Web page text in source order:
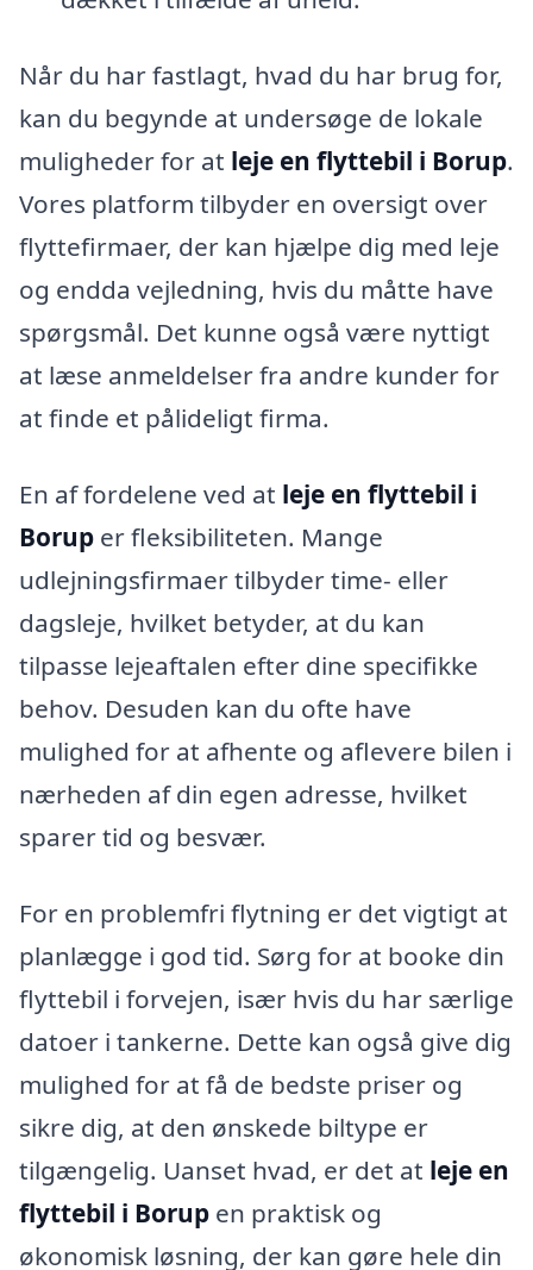
Når du har fastlagt, hvad du har brug for,
kan du begynde at undersøge de lokale
muligheder for at leje en flyttebil i Borup.
Vores platform tilbyder en oversigt over
flyttefirmaer, der kan hjælpe dig med leje
og endda vejledning, hvis du måtte have
spørgsmål. Det kunne også være nyttigt
at læse anmeldelser fra andre kunder for
at finde et pålideligt firma.
En af fordelene ved at leje en flyttebil i
Borup er fleksibiliteten. Mange
udlejningsfirmaer tilbyder time- eller
dagsleje, hvilket betyder, at du kan
tilpasse lejeaftalen efter dine specifikke
behov. Desuden kan du ofte have
mulighed for at afhente og aflevere bilen i
nærheden af din egen adresse, hvilket
sparer tid og besvær.
For en problemfri flytning er det vigtigt at
planlægge i god tid. Sørg for at booke din
flyttebil i forvejen, især hvis du har særlige
datoer i tankerne. Dette kan også give dig
mulighed for at få de bedste priser og
sikre dig, at den ønskede biltype er
tilgængelig. Uanset hvad, er det at leje en
flyttebil i Borup en praktisk og
økonomisk løsning, der kan gøre hele din